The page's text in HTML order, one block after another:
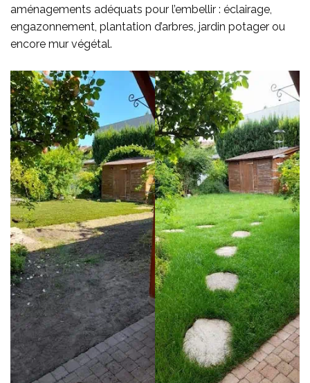
aménagements adéquats pour l’embellir : éclairage,
engazonnement, plantation d’arbres, jardin potager ou
encore mur végétal.